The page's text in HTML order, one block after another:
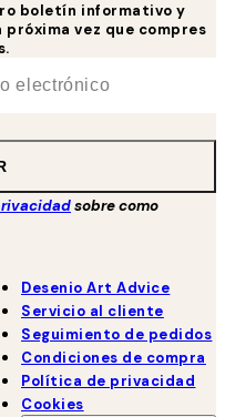
boletín informativo y
próxima vez que compres
sobre como
Desenio Art Advice
Servicio al cliente
Seguimiento de pedidos
Condiciones de compra
Política de privacidad
Cookies